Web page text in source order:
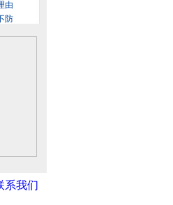
系我们